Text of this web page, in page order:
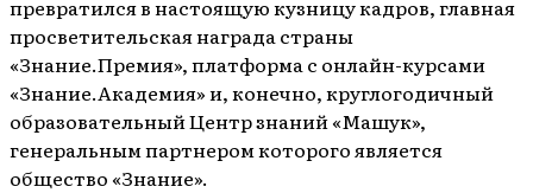
превратился в настоящую кузницу кадров, главная
просветительская награда страны
«Знание.Премия», платформа с онлайн-курсами
«Знание.Академия» и, конечно, круглогодичный
образовательный Центр знаний «Машук»,
генеральным партнером которого является
общество «Знание».